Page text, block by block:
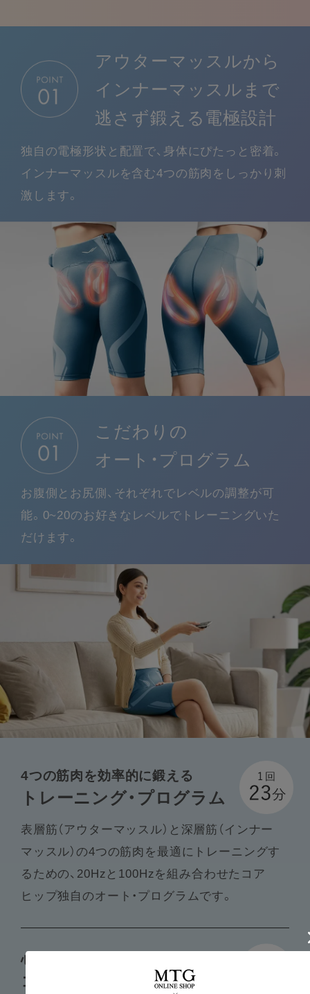
アウターマッスルから
インナーマッスルまで
逃さず鍛える電極設計
独自の電極形状と配置で、身体にぴたっと密着。
インナーマッスルを含む4つの筋肉をしっかり刺
激します。
こだわりの
オート・プログラム
お腹側とお尻側、それぞれでレベルの調整が可
能。0~20のお好きなレベルでトレーニングいた
だけます。
4つの筋肉を効率的に鍛える
トレーニング・プログラム
表層筋（アウターマッスル）と深層筋（インナー
マッスル）の4つの筋肉を最適にトレーニングす
るための、20Hzと100Hzを組み合わせたコア
ヒップ独自のオート・プログラムです。
心地よい刺激で整える
コンディショニング・